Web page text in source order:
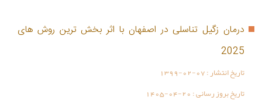
درمان زگیل تناسلی در اصفهان با اثر بخش ترین روش های
2025
تاریخ انتشار :1399-02-07
تاریخ بروز رسانی :1405-04-20